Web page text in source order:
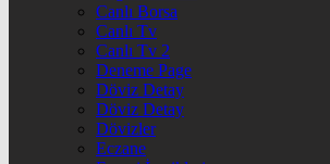
Canlı Borsa
Canlı Tv
Canlı Tv 2
Deneme Page
Döviz Detay
Döviz Detay
Dövizler
Eczane